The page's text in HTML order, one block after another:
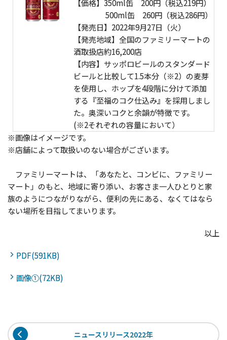
【価格】350ml缶 200円（税込219円）
500ml缶 260円（税込286円）
【発売日】2022年9月27日（火）
【発売地域】全国のファミリーマートの
酒取扱店約16,200店
【内容】サッポロビールのスタンダード
ビールと比較して1.5本分（※2）の麦芽
を使用し、ホップを4段階に分けて添加
する『至福のコク仕込み』を採用しまし
た。奥深いコクと余韻が特徴です。
(※2それぞれの容量において）
※画像はイメージです。
※店舗によって取扱いのない場合がございます。
ファミリーマートは、「あなたと、コンビに、ファミリー
マート」のもと、地域に寄り添い、お客さま一人ひとりと家
族のようにつながりながら、便利の先にある、なくてはなら
ない場所を目指してまいります。
以上
PDF(591KB)
画像①(72KB)
ニュースリリース2022年